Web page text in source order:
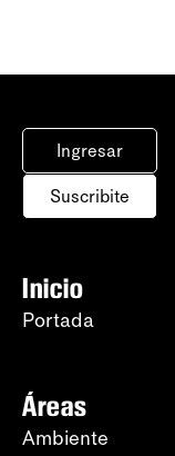
Ingresar
Suscribite
Inicio
Portada
Áreas
Ambiente